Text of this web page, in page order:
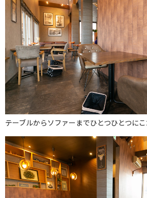
テーブルからソファーまでひとつひとつにこ